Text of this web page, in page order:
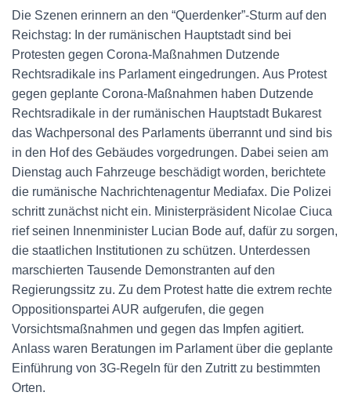
Die Szenen erinnern an den “Querdenker”-Sturm auf den
Reichstag: In der rumänischen Hauptstadt sind bei
Protesten gegen Corona-Maßnahmen Dutzende
Rechtsradikale ins Parlament eingedrungen. Aus Protest
gegen geplante Corona-Maßnahmen haben Dutzende
Rechtsradikale in der rumänischen Hauptstadt Bukarest
das Wachpersonal des Parlaments überrannt und sind bis
in den Hof des Gebäudes vorgedrungen. Dabei seien am
Dienstag auch Fahrzeuge beschädigt worden, berichtete
die rumänische Nachrichtenagentur Mediafax. Die Polizei
schritt zunächst nicht ein. Ministerpräsident Nicolae Ciuca
rief seinen Innenminister Lucian Bode auf, dafür zu sorgen,
die staatlichen Institutionen zu schützen. Unterdessen
marschierten Tausende Demonstranten auf den
Regierungssitz zu. Zu dem Protest hatte die extrem rechte
Oppositionspartei AUR aufgerufen, die gegen
Vorsichtsmaßnahmen und gegen das Impfen agitiert.
Anlass waren Beratungen im Parlament über die geplante
Einführung von 3G-Regeln für den Zutritt zu bestimmten
Orten.